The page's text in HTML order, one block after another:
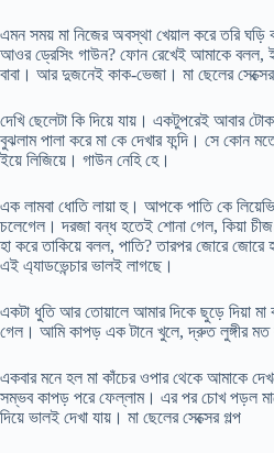
এমন সময় মা নিজের অবস্থা খেয়াল করে তরি
আওর ড্রেসিং গাউন? ফোন রেখেই আমাকে বলল,
বাবা। আর দুজনেই কাক-ভেজা। মা ছেলের সেক্সের
দেখি ছেলেটা কি দিয়ে যায়। একটুপরেই আবার
বুঝলাম পালা করে মা কে দেখার ফন্দি। সে কোন
ইয়ে লিজিয়ে। গাউন নেহি হে।
এক লামবা ধোতি লায়া হু। আপকে পাতি কে
চলেগেল। দরজা বন্ধ হতেই শোনা গেল, কিয়া
হা করে তাকিয়ে বলল, পাতি? তারপর জোরে জোরে
এই এ্যাডভেন্চার ভালই লাগছে।
একটা ধুতি আর তোয়ালে আমার দিকে ছুড়ে দিয়া মা
গেল। আমি কাপড় এক টানে খুলে, দ্রুত লুঙ্গীর মত
একবার মনে হল মা কাঁচের ওপার থেকে আমাকে
সম্ভব কাপড় পরে ফেল্লাম। এর পর চোখ পড়ল
দিয়ে ভালই দেখা যায়। মা ছেলের সেক্সের গল্প